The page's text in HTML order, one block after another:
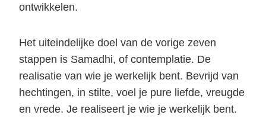
ontwikkelen.
Het uiteindelijke doel van de vorige zeven
stappen is Samadhi, of contemplatie. De
realisatie van wie je werkelijk bent. Bevrijd van
hechtingen, in stilte, voel je pure liefde, vreugde
en vrede. Je realiseert je wie je werkelijk bent.